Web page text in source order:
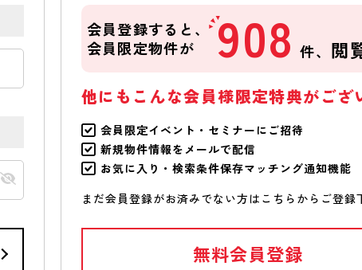
会員登録すると、
会員限定物件が
908 件、 閲
他にもこんな会員様限定特典がござ
会員限定イベント・セミナーにご招待
新規物件情報をメールで配信
お気に入り・検索条件保存マッチング通知機能
まだ会員登録がお済みでない方はこちらからご登録
無料会員登録